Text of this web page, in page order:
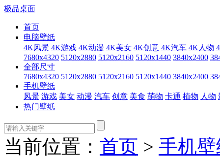
极品桌面
首页
电脑壁纸
4K风景 4K游戏 4K动漫 4K美女 4K创意 4K汽车 4K人物
7680x4320 5120x2880 5120x2160 5120x1440 3840x2400
全部尺寸
7680x4320 5120x2880 5120x2160 5120x1440 3840x2400
手机壁纸
风景 游戏 美女 动漫 汽车 创意 美食 萌物 卡通 植物 人物
热门壁纸
当前位置： 首页 > 手机